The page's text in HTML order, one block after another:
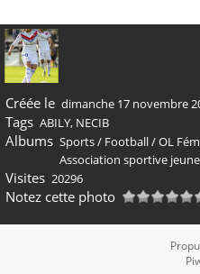
Créée le dimanche 17 novembre
Tags ABILY, NECIB
Albums Sports/ Football/OL
Association sportive
Visites 20296
Notez cette photo